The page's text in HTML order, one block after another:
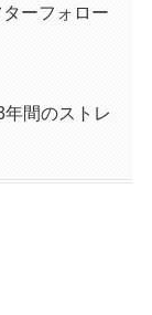
ーフォロー
間のストレ